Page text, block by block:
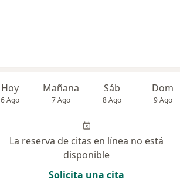
Hoy
6 Ago
Mañana
7 Ago
Sáb
8 Ago
Dom
9 Ago
La reserva de citas en línea no está
disponible
Solicita una cita